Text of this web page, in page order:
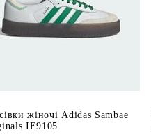
жіночі Adidas Sambae
IE9105